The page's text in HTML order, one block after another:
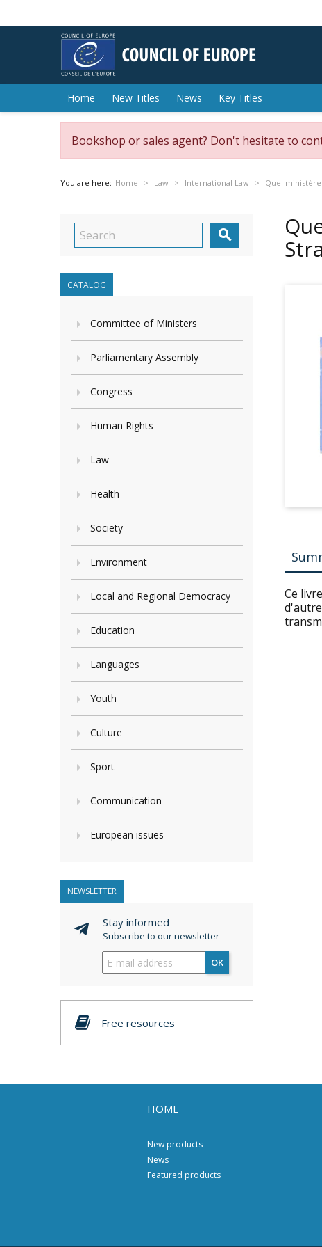
Home New Titles News Key Titles
Bookshop or sales agent? Don't hesitate to
You are here: Home Law International Law Quel ministère

CATALOG
Committee of Ministers
Parliamentary Assembly
Congress
Human Rights
Law
Health
Society
Environment
Local and Regional Democracy
Education
Languages
Youth
Culture
Sport
Communication
European issues
NEWSLETTER
Stay informed
Subscribe to our newsletter
OK
Free resources
Ce
HOME
New products
News
Featured products